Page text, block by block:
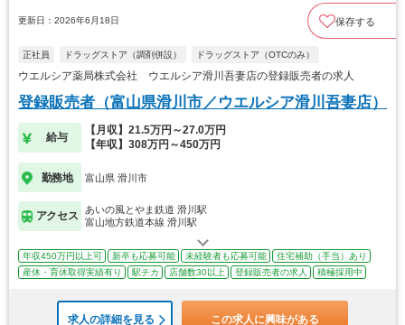
更新日：2026年6月18日 保存する
正社員 ドラッグストア（調剤併設） ドラッグストア（OTCのみ）
ウエルシア薬局株式会社 ウエルシア滑川吾妻店の登録販売者の求人
登録販売者（富山県滑川市／ウエルシア滑川吾妻店）
給与
【月収】21.5万円～27.0万円
【年収】308万円～450万円
勤務地 富山県 滑川市
アクセス
あいの風とやま鉄道 滑川駅
富山地方鉄道本線 滑川駅
年収450万円以上可 新卒も応募可能 未経験者も応募可能
住宅補助（手当）あり
産休・育休取得実績有り
駅チカ 店舗数30以上 登録販売者の求人 積極採用中
求人の詳細を見る この求人に興味がある